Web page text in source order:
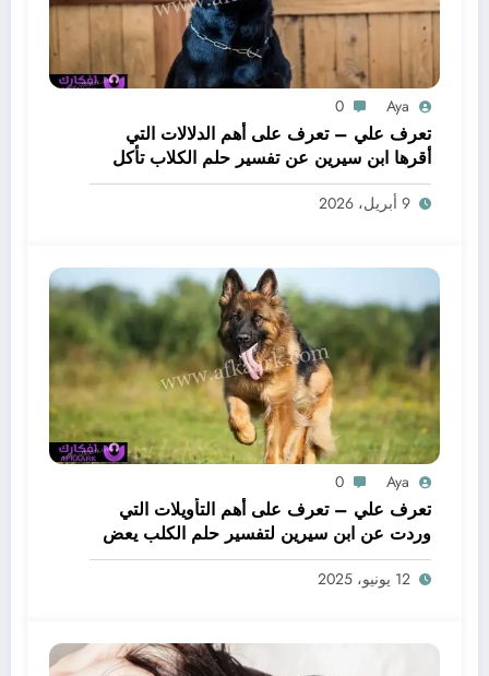
Aya
0
تعرف علي – تعرف على أهم الدلالات التي
أقرها ابن سيرين عن تفسير حلم الكلاب تأكل
لحم – بالتفصيل
9 أبريل، 2026
Aya
0
تعرف علي – تعرف على أهم التأويلات التي
وردت عن ابن سيرين لتفسير حلم الكلب يعض
يدي – بالتفصيل
12 يونيو، 2025